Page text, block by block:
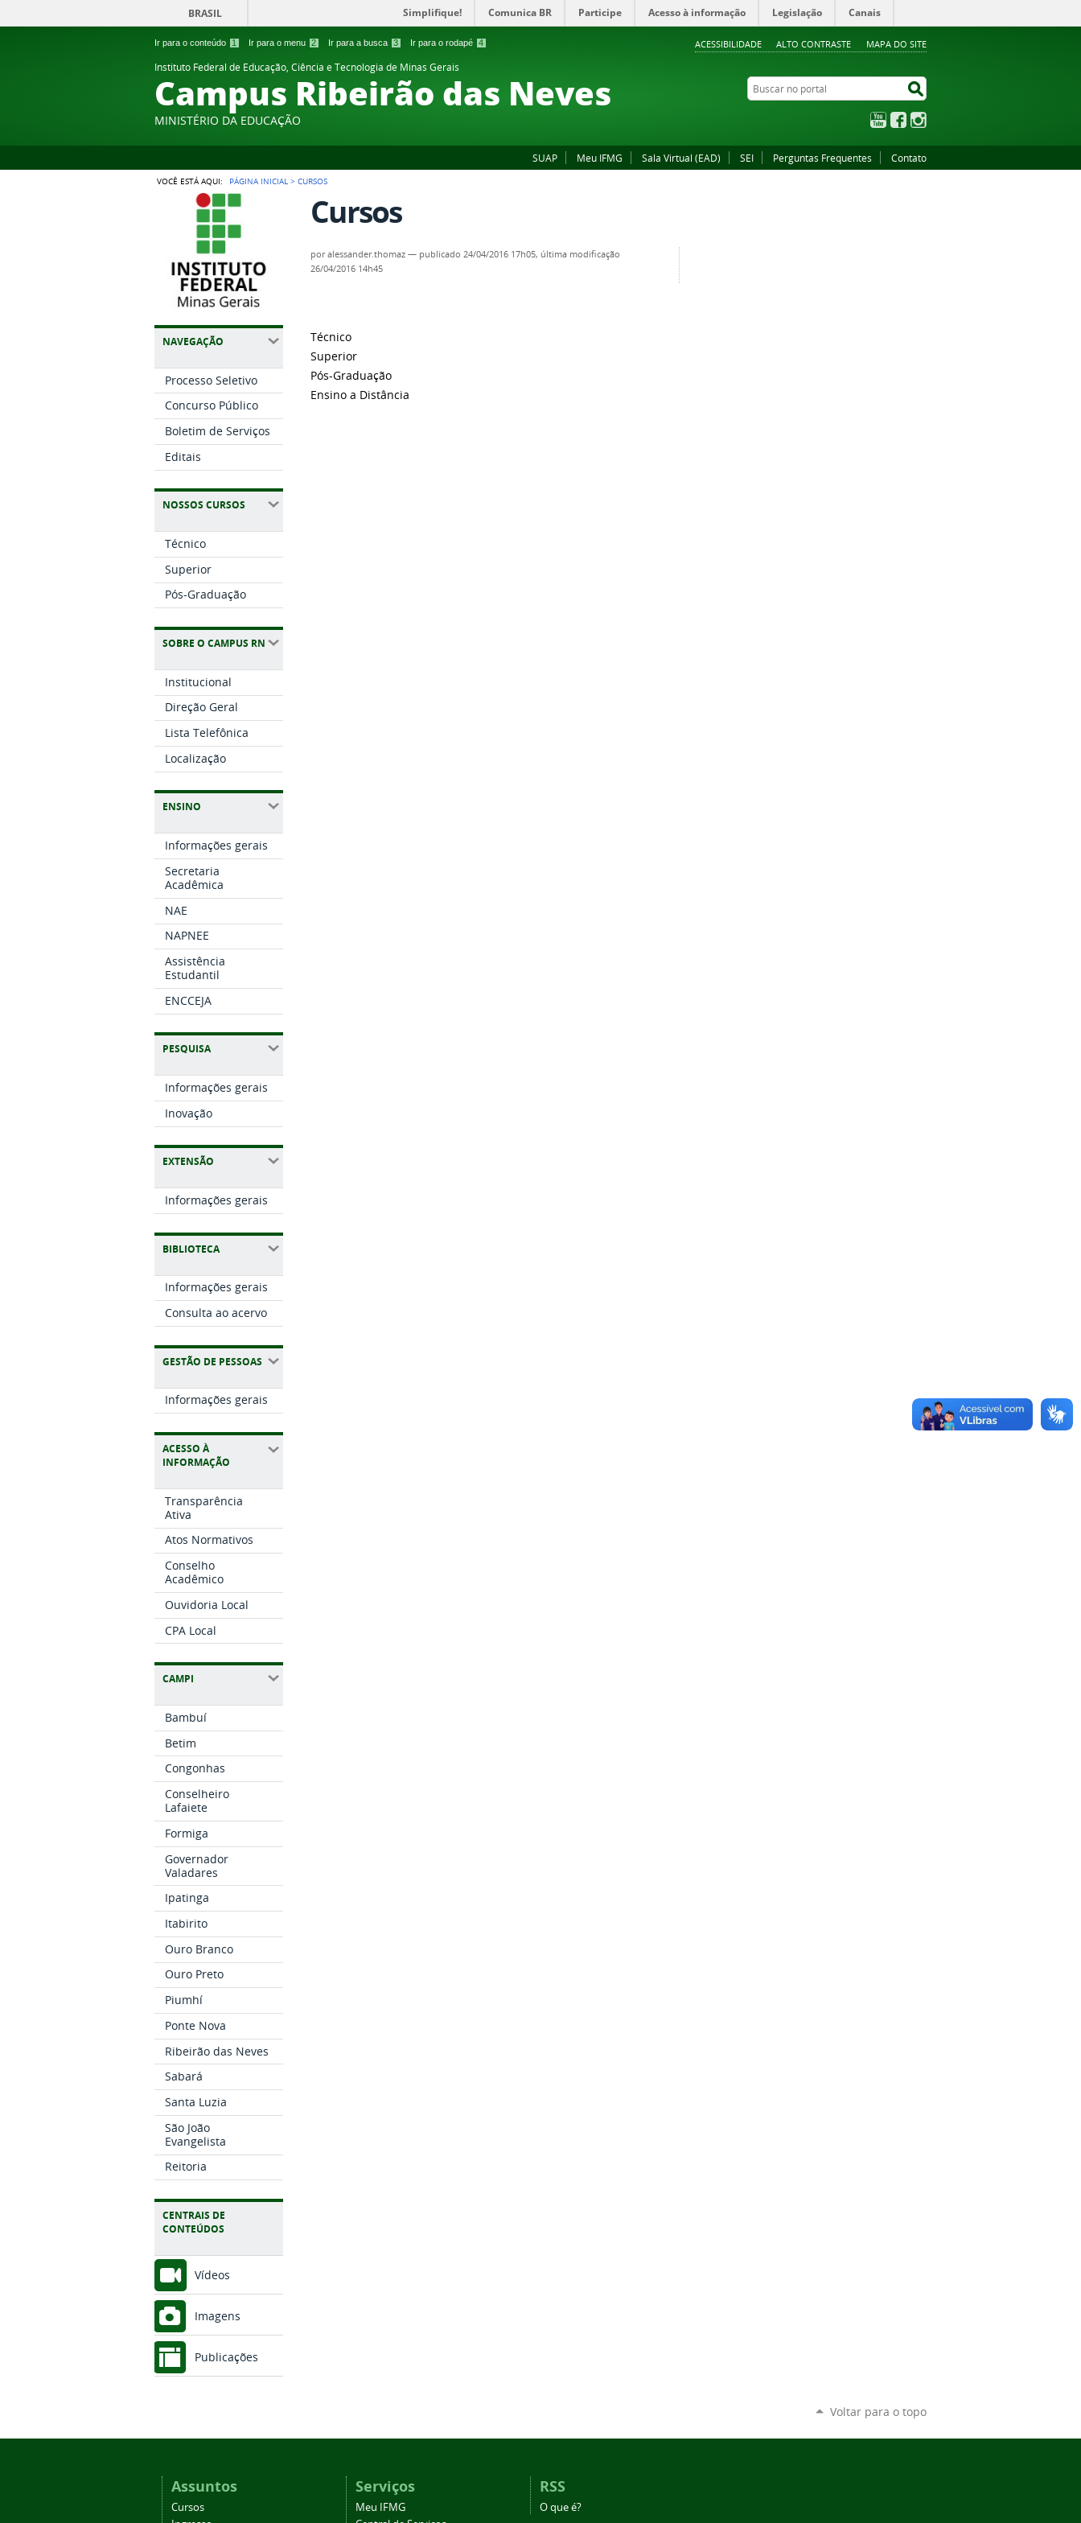
Ir para o conteúdo 1 Ir para o menu 2 Ir para a busca 3 Ir para o rodapé 4 ACESSIBILIDADE ALTO CONTRASTE MAPA DO SITE
BRASIL Simplifique! Comunica BR Participe Acesso à informação Legislação Canais
Instituto Federal de Educação, Ciência e Tecnologia de Minas Gerais
Campus Ribeirão das Neves
MINISTÉRIO DA EDUCAÇÃO
Buscar no portal
YouTubeFacebook
SUAP Meu IFMG Sala Virtual (EAD) SEI Perguntas Frequentes Contato
VOCÊ ESTÁ AQUI: PÁGINA INICIAL >CURSOS
NAVEGAÇÃO
Processo Seletivo
Concurso Público
Boletim de Serviços
Editais
NOSSOS CURSOS
Técnico
Superior
Pós-Graduação
SOBRE O CAMPUS RN
Institucional
Direção Geral
Lista Telefônica
Localização
ENSINO
Informações gerais
Secretaria
Acadêmica
NAE
NAPNEE
Assistência
Estudantil
ENCCEJA
PESQUISA
Informações gerais
Inovação
EXTENSÃO
Informações gerais
BIBLIOTECA
Informações gerais
Consulta ao acervo
GESTÃO DE PESSOAS
Informações gerais
ACESSO À
INFORMAÇÃO
Transparência
Ativa
Atos Normativos
Conselho
Acadêmico
Ouvidoria Local
CPA Local
CAMPI
Bambuí
Betim
Congonhas
Conselheiro
Lafaiete
Formiga
Governador
Valadares
Ipatinga
Itabirito
Ouro Branco
Ouro Preto
Piumhí
Ponte Nova
Ribeirão das Neves
Sabará
Santa Luzia
São João
Evangelista
Reitoria
CENTRAIS DE
CONTEÚDOS
Vídeos
Imagens
Publicações
Cursos
poralessander.thomaz — publicado 24/04/2016 17h05, última modificação
26/04/2016 14h45
Técnico
Superior
Pós-Graduação
Ensino a Distância
Voltar para o topo
Assuntos
Cursos
Serviços
Meu IFMG
RSS
O que é?